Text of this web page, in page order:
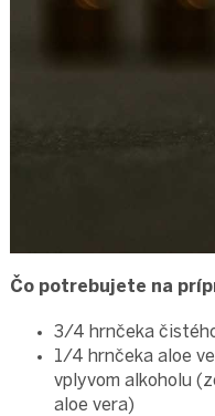
Čo potrebujete na
3/4 hrnčeka
1/4 hrnčeka aloe
vplyvom alkoholu
aloe vera)